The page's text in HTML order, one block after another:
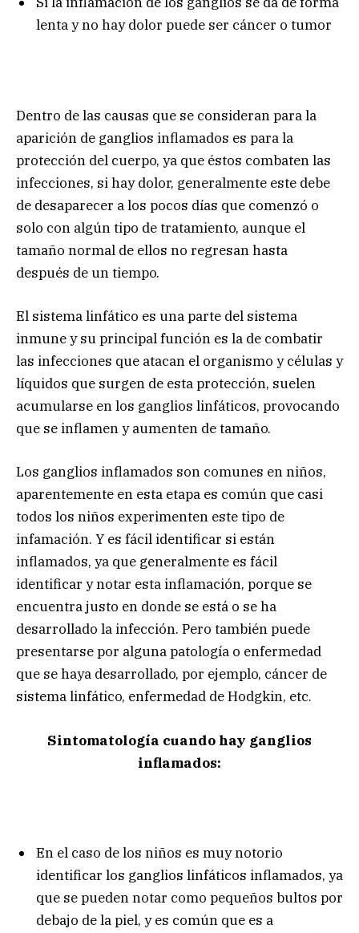
lenta y no hay dolor puede ser cáncer o tumor
Dentro de las causas que se consideran para la
aparición de ganglios inflamados es para la
protección del cuerpo, ya que éstos combaten las
infecciones, si hay dolor, generalmente este debe
de desaparecer a los pocos días que comenzó o
solo con algún tipo de tratamiento, aunque el
tamaño normal de ellos no regresan hasta
después de un tiempo.
El sistema linfático es una parte del sistema
inmune y su principal función es la de combatir
las infecciones que atacan el organismo y células y
líquidos que surgen de esta protección, suelen
acumularse en los ganglios linfáticos, provocando
que se inflamen y aumenten de tamaño.
Los ganglios inflamados son comunes en niños,
aparentemente en esta etapa es común que casi
todos los niños experimenten este tipo de
infamación. Y es fácil identificar si están
inflamados, ya que generalmente es fácil
identificar y notar esta inflamación, porque se
encuentra justo en donde se está o se ha
desarrollado la infección. Pero también puede
presentarse por alguna patología o enfermedad
que se haya desarrollado, por ejemplo, cáncer de
sistema linfático, enfermedad de Hodgkin, etc.
Sintomatología cuando hay ganglios
inflamados:
En el caso de los niños es muy notorio
identificar los ganglios linfáticos inflamados, ya
que se pueden notar como pequeños bultos por
debajo de la piel, y es común que es a